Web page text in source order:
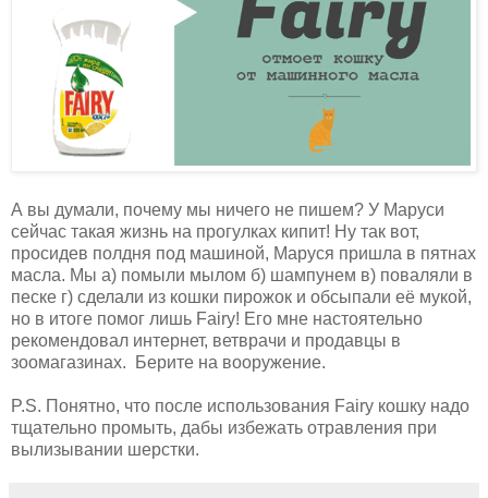
А вы думали, почему мы ничего не пишем? У Маруси
сейчас такая жизнь на прогулках кипит! Ну так вот,
просидев полдня под машиной, Маруся пришла в пятнах
масла. Мы а) помыли мылом б) шампунем в) поваляли в
песке г) сделали из кошки пирожок и обсыпали её мукой,
но в итоге помог лишь Fairy! Его мне настоятельно
рекомендовал интернет, ветврачи и продавцы в
зоомагазинах. Берите на вооружение.
P.S. Понятно, что после использования Fairy кошку надо
тщательно промыть, дабы избежать отравления при
вылизывании шерстки.